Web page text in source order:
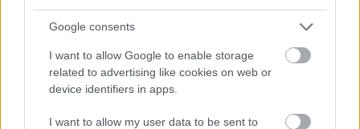
Google consents
I want to allow Google to enable storage
related to advertising like cookies on web or
device identifiers in apps.
I want to allow my user data to be sent to
volanfan
Sajnálom hogy nem marad :((